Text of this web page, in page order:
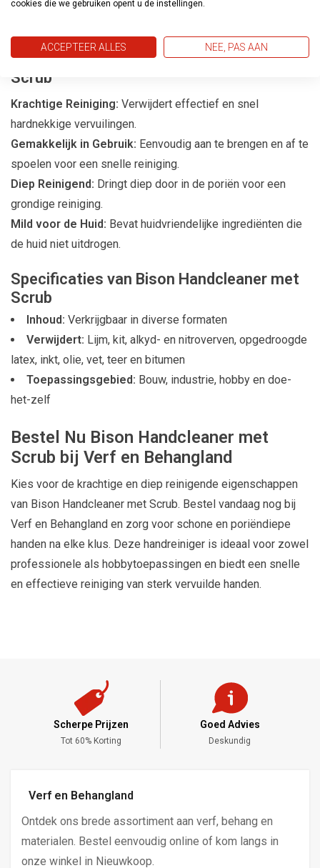
Hobby en Doe-Het-Zelf:Ook geschikt voor hobbyisten en
Voordelen van Bison Handcleaner met
Scrub
Krachtige Reiniging: Verwijdert effectief en snel
hardnekkige vervuilingen.
Gemakkelijk in Gebruik: Eenvoudig aan te brengen en af te
spoelen voor een snelle reiniging.
Diep Reinigend: Dringt diep door in de poriën voor een
grondige reiniging.
Mild voor de Huid: Bevat huidvriendelijke ingrediënten die
de huid niet uitdrogen.
Specificaties van Bison Handcleaner met
Scrub
Inhoud: Verkrijgbaar in diverse formaten
Verwijdert: Lijm, kit, alkyd- en nitroverven, opgedroogde
latex, inkt, olie, vet, teer en bitumen
Toepassingsgebied: Bouw, industrie, hobby en doe-
het-zelf
Bestel Nu Bison Handcleaner met
Scrub bij Verf en Behangland
Kies voor de krachtige en diep reinigende eigenschappen
van Bison Handcleaner met Scrub. Bestel vandaag nog bij
Verf en Behangland en zorg voor schone en poriëndiepe
handen na elke klus. Deze handreiniger is ideaal voor zowel
professionele als hobbytoepassingen en biedt een snelle
en effectieve reiniging van sterk vervuilde handen.
Goed Advies
Deskundig
Meng Service
Alle Kleuren
Verf en Behangland
Ontdek ons brede assortiment aan verf, behang en
materialen. Bestel eenvoudig online of kom langs in
onze winkel in Nieuwkoop.
cookies die we gebruiken opent u de instellingen.
ACCEPTEER ALLES NEE, PAS AAN